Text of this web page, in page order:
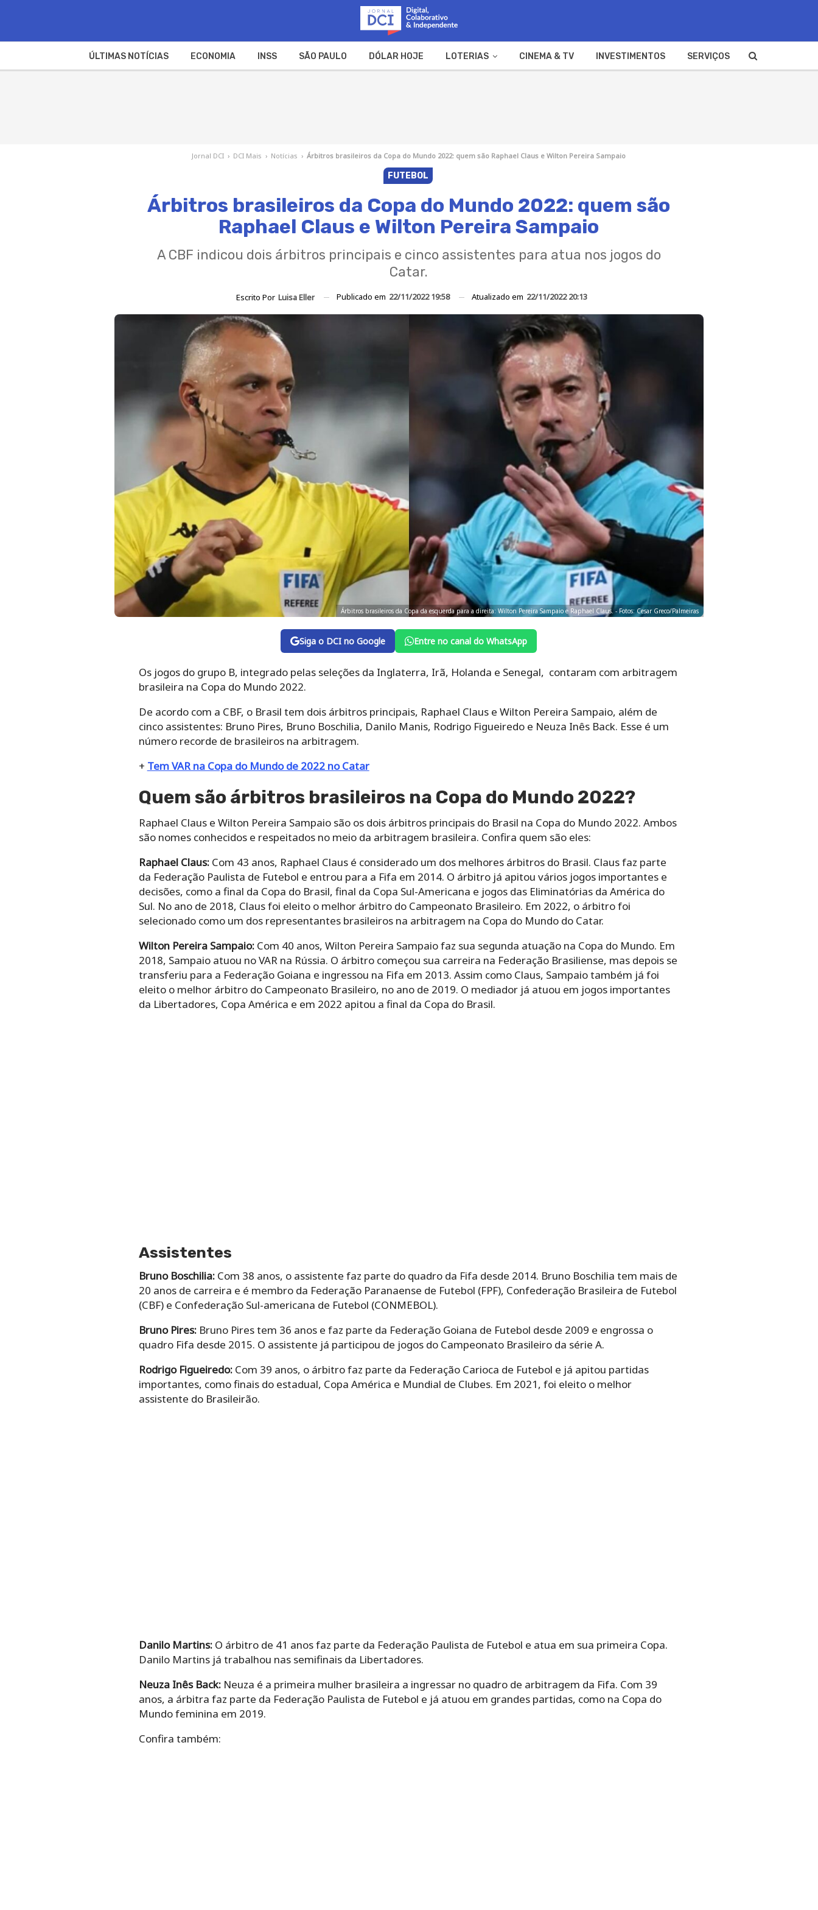
ÚLTIMAS NOTÍCIAS ECONOMIA INSS SÃO PAULO DÓLAR HOJE LOTERIAS CINEMA & TV INVESTIMENTOS SERVIÇOS
Jornal DCI › DCI Mais › Notícias › Árbitros brasileiros da Copa do Mundo 2022: quem são Raphael Claus e Wilton Pereira Sampaio
FUTEBOL
Árbitros brasileiros da Copa do Mundo 2022: quem são
Raphael Claus e Wilton Pereira Sampaio
A CBF indicou dois árbitros principais e cinco assistentes para atua nos jogos do
Catar.
Escrito Por Luisa Eller Publicado em 22/11/2022 19:58 Atualizado em 22/11/2022 20:13
Árbitros brasileiros da Copa da esquerda para a direita: Wilton Pereira Sampaio e Raphael Claus. - Fotos: Cesar Greco/Palmeiras
Siga o DCI no Google Entre no canal do WhatsApp
Os jogos do grupo B, integrado pelas seleções da Inglaterra, Irã, Holanda e Senegal, contaram com arbitragem
brasileira na Copa do Mundo 2022.
De acordo com a CBF, o Brasil tem dois árbitros principais, Raphael Claus e Wilton Pereira Sampaio, além de
cinco assistentes: Bruno Pires, Bruno Boschilia, Danilo Manis, Rodrigo Figueiredo e Neuza Inês Back. Esse é um
número recorde de brasileiros na arbitragem.
+ Tem VAR na Copa do Mundo de 2022 no Catar
Quem são árbitros brasileiros na Copa do Mundo 2022?
Raphael Claus e Wilton Pereira Sampaio são os dois árbitros principais do Brasil na Copa do Mundo 2022. Ambos
são nomes conhecidos e respeitados no meio da arbitragem brasileira. Confira quem são eles:
Raphael Claus: Com 43 anos, Raphael Claus é considerado um dos melhores árbitros do Brasil. Claus faz parte
da Federação Paulista de Futebol e entrou para a Fifa em 2014. O árbitro já apitou vários jogos importantes e
decisões, como a final da Copa do Brasil, final da Copa Sul-Americana e jogos das Eliminatórias da América do
Sul. No ano de 2018, Claus foi eleito o melhor árbitro do Campeonato Brasileiro. Em 2022, o árbitro foi
selecionado como um dos representantes brasileiros na arbitragem na Copa do Mundo do Catar.
Wilton Pereira Sampaio: Com 40 anos, Wilton Pereira Sampaio faz sua segunda atuação na Copa do Mundo. Em
2018, Sampaio atuou no VAR na Rússia. O árbitro começou sua carreira na Federação Brasiliense, mas depois se
transferiu para a Federação Goiana e ingressou na Fifa em 2013. Assim como Claus, Sampaio também já foi
eleito o melhor árbitro do Campeonato Brasileiro, no ano de 2019. O mediador já atuou em jogos importantes
da Libertadores, Copa América e em 2022 apitou a final da Copa do Brasil.
Assistentes
Bruno Boschilia:Com 38 anos, o assistente faz parte do quadro da Fifa desde 2014. Bruno Boschilia tem mais de
20 anos de carreira e é membro da Federação Paranaense de Futebol (FPF), Confederação Brasileira de Futebol
(CBF) e Confederação Sul-americana de Futebol (CONMEBOL).
Bruno Pires:Bruno Pires tem 36 anos e faz parte da Federação Goiana de Futebol desde 2009 e engrossa o
quadro Fifa desde 2015. O assistente já participou de jogos do Campeonato Brasileiro da série A.
Rodrigo Figueiredo:Com 39 anos, o árbitro faz parte da Federação Carioca de Futebol e já apitou partidas
importantes, como finais do estadual, Copa América e Mundial de Clubes. Em 2021, foi eleito o melhor
assistente do Brasileirão.
Danilo Martins:O árbitro de 41 anos faz parte da Federação Paulista de Futebol e atua em sua primeira Copa.
Danilo Martins já trabalhou nas semifinais da Libertadores.
Neuza Inês Back:Neuza é a primeira mulher brasileira a ingressar no quadro de arbitragem da Fifa. Com 39
anos, a árbitra faz parte da Federação Paulista de Futebol e já atuou em grandes partidas, como na Copa do
Mundo feminina em 2019.
Confira também: